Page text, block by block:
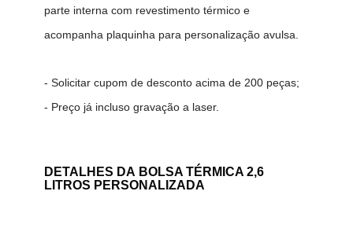
parte interna com revestimento térmico e
acompanha plaquinha para personalização avulsa.
- Solicitar cupom de desconto acima de 200 peças;
- Preço já incluso gravação a laser.
DETALHES DA BOLSA TÉRMICA 2,6
LITROS PERSONALIZADA